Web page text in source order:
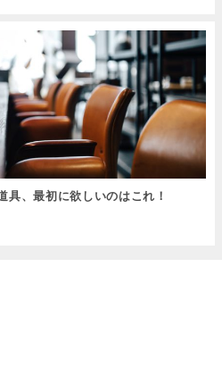
具、最初に欲しいのはこれ！